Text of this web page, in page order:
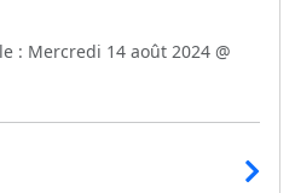
: Mercredi 14 août 2024 @